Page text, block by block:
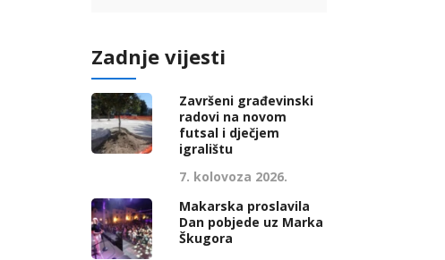
Zadnje vijesti
Završeni građevinski
radovi na novom
futsal i dječjem
igralištu
7. kolovoza 2026.
Makarska proslavila
Dan pobjede uz Marka
Škugora